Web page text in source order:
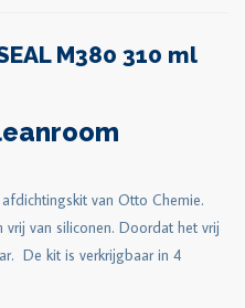
M380 310 ml
van Otto Chemie.
van siliconen. Doordat het vrij
De kit is verkrijgbaar in 4